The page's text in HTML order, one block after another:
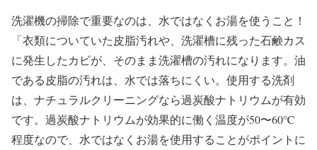
洗濯機の掃除で重要なのは、水ではなくお湯を使うこと！
「衣類についていた皮脂汚れや、洗濯槽に残った石鹸カス
に発生したカビが、そのまま洗濯槽の汚れになります。油
である皮脂の汚れは、水では落ちにくい。使用する洗剤
は、ナチュラルクリーニングなら過炭酸ナトリウムが有効
です。過炭酸ナトリウムが効果的に働く温度が50〜60℃
程度なので、水ではなくお湯を使用することがポイントに